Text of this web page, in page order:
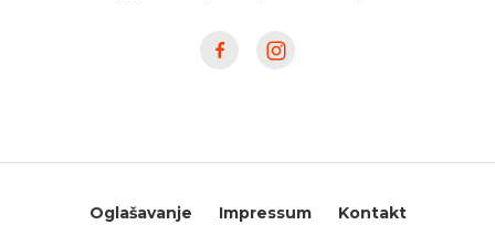
Oglašavanje Impressum Kontakt